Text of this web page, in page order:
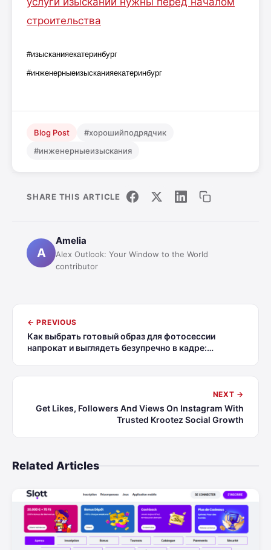
строительства
#изысканияекатеринбург
#инженерныеизысканияекатеринбург
Blog Post
#хорошийподрядчик
#инженерныеизыскания
SHARE THIS ARTICLE
A
Amelia
Alex Outlook: Your Window to the World
contributor
← PREVIOUS
Как выбрать готовый образ для фотосессии
напрокат и выглядеть безупречно в кадре:
NEXT →
Get Likes, Followers And Views On Instagram With
Trusted Krootez Social Growth
Related Articles